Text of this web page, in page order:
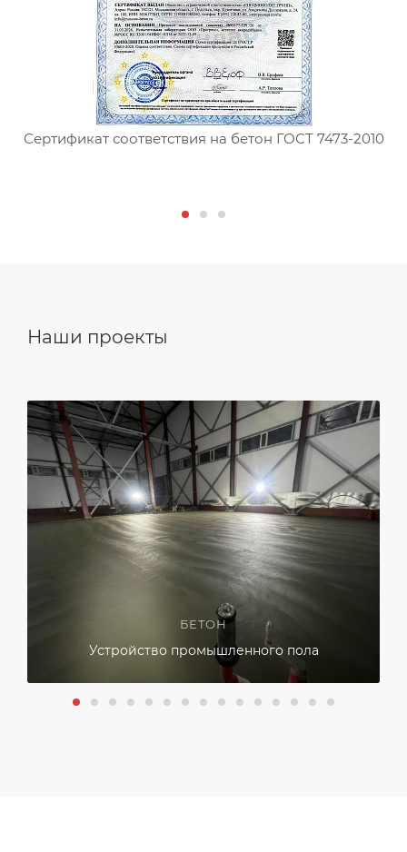
Сертификат соответствия на бетон ГОСТ 7473-2010
Наши проекты
БЕТОН
Устройство промышленного пола